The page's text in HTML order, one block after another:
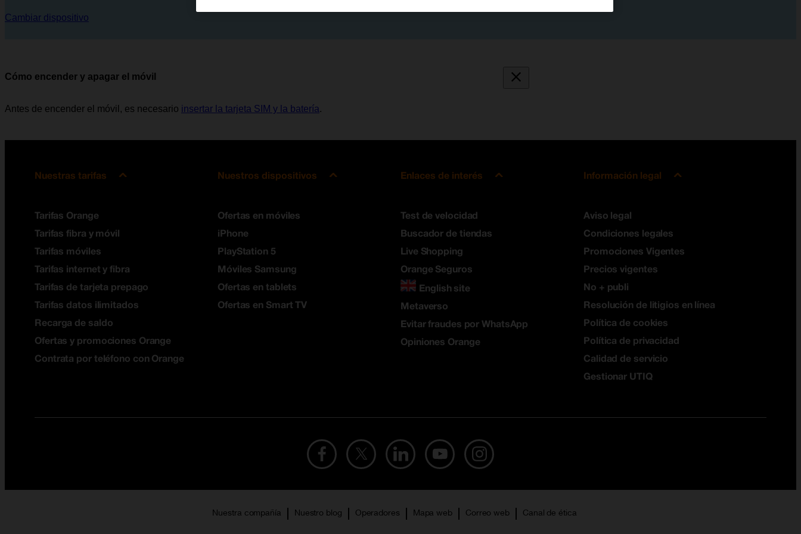
Cambiar dispositivo
Cómo encender y apagar el móvil
Antes de encender el móvil, es necesario insertar la tarjeta SIM y la batería.
Nuestras tarifas
Tarifas Orange
Tarifas fibra y móvil
Tarifas móviles
Tarifas internet y fibra
Tarifas de tarjeta prepago
Tarifas datos ilimitados
Recarga de saldo
Ofertas y promociones Orange
Contrata por teléfono con Orange
Nuestros dispositivos
Ofertas en móviles
iPhone
PlayStation 5
Móviles Samsung
Ofertas en tablets
Ofertas en Smart TV
Enlaces de interés
Test de velocidad
Buscador de tiendas
Live Shopping
Orange Seguros
English site
Metaverso
Evitar fraudes por WhatsApp
Opiniones Orange
Información legal
Aviso legal
Condiciones legales
Promociones Vigentes
Precios vigentes
No + publi
Resolución de litigios en línea
Política de cookies
Política de privacidad
Calidad de servicio
Gestionar UTIQ
Nuestra compañía Nuestro blog Operadores Mapa web Correo web Canal de ética